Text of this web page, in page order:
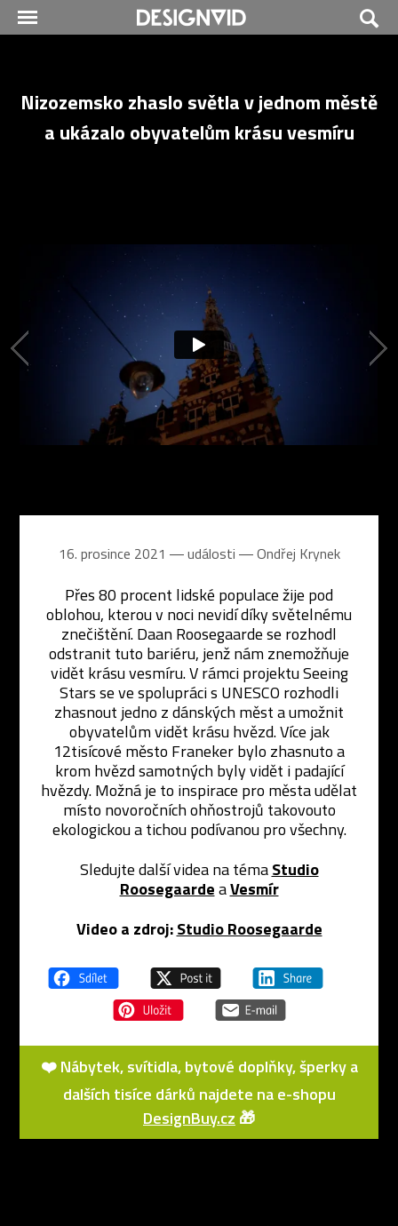
Nizozemsko zhaslo světla v jednom městě
a ukázalo obyvatelům krásu vesmíru
16. prosince 2021 ― události ―Ondřej Krynek
Přes 80 procent lidské populace žije pod
oblohou, kterou v noci nevidí díky světelnému
znečištění. Daan Roosegaarde se rozhodl
odstranit tuto bariéru, jenž nám znemožňuje
vidět krásu vesmíru. V rámci projektu Seeing
Stars se ve spolupráci s UNESCO rozhodli
zhasnout jedno z dánských měst a umožnit
obyvatelům vidět krásu hvězd. Více jak
12tisícové město Franeker bylo zhasnuto a
krom hvězd samotných byly vidět i padající
hvězdy. Možná je to inspirace pro města udělat
místo novoročních ohňostrojů takovouto
ekologickou a tichou podívanou pro všechny.
Sledujte další videa na témaStudio
RoosegaardeaVesmír
Video a zdroj: Studio Roosegaarde
❤️ Nábytek, svítidla, bytové doplňky, šperky a
dalších tisíce dárků najdete na e-shopu
DesignBuy.cz 🎁